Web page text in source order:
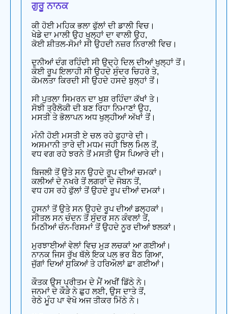
ਗੁਰੂ ਨਾਨਕ
ਕੀ ਹੋਈ ਮਹਿਕ ਭਲਾ ਫੁੱਲਾਂ ਦੀ ਡਾਲੀ ਵਿਚ।
ਖੇਡੇ ਦਾ ਮਾਲੀ ਉਹ ਖੁਲ੍ਹਾਂ ਦਾ ਵਾਲੀ ਉਹ,
ਕੋਈ ਸ਼ੀਤਲ-ਸੋਮਾਂ ਸੀ ਉਹਦੀ ਨਜ਼ਰ ਨਿਰਾਲੀ ਵਿਚ।
ਦੁਨੀਆਂ ਦੰਗ ਰਹਿੰਦੀ ਸੀ ਉਦ੍ਹੇ ਦਿਲ ਦੀਆਂ ਖੁਲ੍ਹਾਂ ਤੋਂ।
ਕੋਈ ਰੂਪ ਇਲਾਹੀ ਸੀ ਉਹਦੇ ਸੁੰਦਰ ਚਿਹਰੇ ਤੇ,
ਕੋਮਲਤਾ ਕਿਰਦੀ ਸੀ ਉਹਦੇ ਹਸਦੇ ਬੁਲ੍ਹਾਂ ਤੋਂ।
ਸੀ ਪੁਤਲਾ ਸਿਮਰਨ ਦਾ ਖੁਸ਼ ਰਹਿੰਦਾ ਕੱਖਾਂ ਤੇ।
ਸੋਝੀ ਤ੍ਰੈਲੋਕੀ ਦੀ ਬਣ ਰਿਹਾ ਨਿਮਾਣਾਂ ਉਹ,
ਮਸਤੀ ਤੇ ਭੋਲਾਪਨ ਅਧ ਖੁਲ੍ਹੀਆਂ ਅੱਖਾਂ ਤੋਂ।
ਮੰਨੀ ਹੋਈ ਮਸਤੀ ਏ ਚਲ ਰਹੇ ਫੁਹਾਰੇ ਦੀ।
ਅਸਮਾਨੀ ਤਾਰੇ ਦੀ ਮਧਮ ਜਹੀ ਝਿਲ ਮਿਲ ਤੋਂ,
ਵਧ ਵਗ ਰਹੇ ਝਰਨੇ ਤੋਂ ਮਸਤੀ ਉਸ ਪਿਆਰੇ ਦੀ।
ਬਿਜਲੀ ਤੋਂ ਉਤੇ ਸਨ ਉਹਦੇ ਰੂਪ ਦੀਆਂ ਚਮਕਾਂ।
ਕਲੀਆਂ ਦੇ ਨਖਰੇ ਤੋਂ ਲਗਰਾਂ ਦੇ ਜੋਬਨ ਤੋਂ,
ਵਧ ਹਸ ਰਹੇ ਫੁੱਲਾਂ ਤੋਂ ਉਹਦੇ ਰੂਪ ਦੀਆਂ ਦਮਕਾਂ।
ਹੁਸਨਾਂ ਤੋਂ ਉਤੇ ਸਨ ਉਹਦੇ ਰੂਪ ਦੀਆਂ ਡਲ੍ਹਕਾਂ।
ਸੀਤਲ ਸਨ ਚੰਦਨ ਤੋਂ ਸੁੰਦਰ ਸਨ ਕੰਵਲਾਂ ਤੋਂ,
ਮਿਠੀਆਂ ਚੰਨ-ਰਿਸਮਾਂ ਤੋਂ ਉਹਦੇ ਨੂਰ ਦੀਆਂ ਝਲਕਾਂ।
ਮੁਰਝਾਈਆਂ ਵੇਲਾਂ ਵਿਚ ਮੁੜ ਲਚਕਾਂ ਆ ਗਈਆਂ।
ਨਾਨਕ ਜਿਸ ਰੁੱਖ ਥੱਲੇ ਇਕ ਪਲ ਭਰ ਬੈਠ ਗਿਆ,
ਜੁੱਗਾਂ ਦਿਆਂ ਸੁਕਿਆਂ ਤੇ ਹਰਿਔਲਾਂ ਛਾ ਗਈਆਂ।
ਕੌਤਕ ਉਸ ਪ੍ਰੀਤਮ ਦੇ ਮੈਂ ਅਖੀਂ ਡਿੱਠੇ ਨੇ।
ਜਨਮਾਂ ਦੇ ਕੌੜੇ ਨੇ ਛੁਹ ਲਈ, ਉਸ ਦਾਤੇ ਤੋਂ,
ਰੇਠੇ ਮੂੰਹ ਪਾ ਵੇਖੋ ਅਜ ਤੀਕਰ ਮਿੱਠੇ ਨੇ।